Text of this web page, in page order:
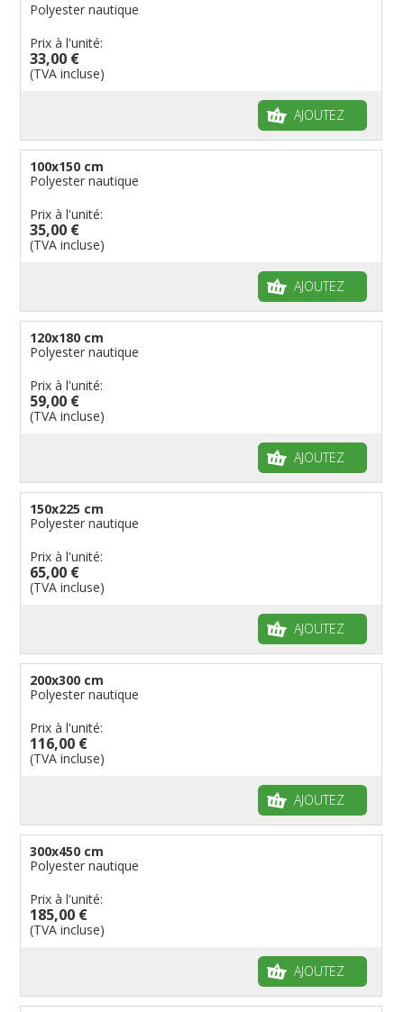
Polyester nautique
Prix à l'unité:
33,00 €
(TVA incluse)
AJOUTEZ
100x150 cm
Polyester nautique
Prix à l'unité:
35,00 €
(TVA incluse)
AJOUTEZ
120x180 cm
Polyester nautique
Prix à l'unité:
59,00 €
(TVA incluse)
AJOUTEZ
150x225 cm
Polyester nautique
Prix à l'unité:
65,00 €
(TVA incluse)
AJOUTEZ
200x300 cm
Polyester nautique
Prix à l'unité:
116,00 €
(TVA incluse)
AJOUTEZ
300x450 cm
Polyester nautique
Prix à l'unité:
185,00 €
(TVA incluse)
AJOUTEZ